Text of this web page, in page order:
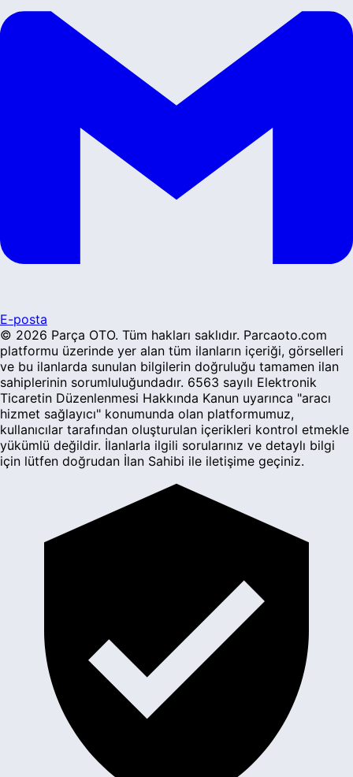
E-posta
© 2026 Parça OTO. Tüm hakları saklıdır. Parcaoto.com
platformu üzerinde yer alan tüm ilanların içeriği, görselleri
ve bu ilanlarda sunulan bilgilerin doğruluğu tamamen ilan
sahiplerinin sorumluluğundadır. 6563 sayılı Elektronik
Ticaretin Düzenlenmesi Hakkında Kanun uyarınca "aracı
hizmet sağlayıcı" konumunda olan platformumuz,
kullanıcılar tarafından oluşturulan içerikleri kontrol etmekle
yükümlü değildir. İlanlarla ilgili sorularınız ve detaylı bilgi
için lütfen doğrudan İlan Sahibi ile iletişime geçiniz.